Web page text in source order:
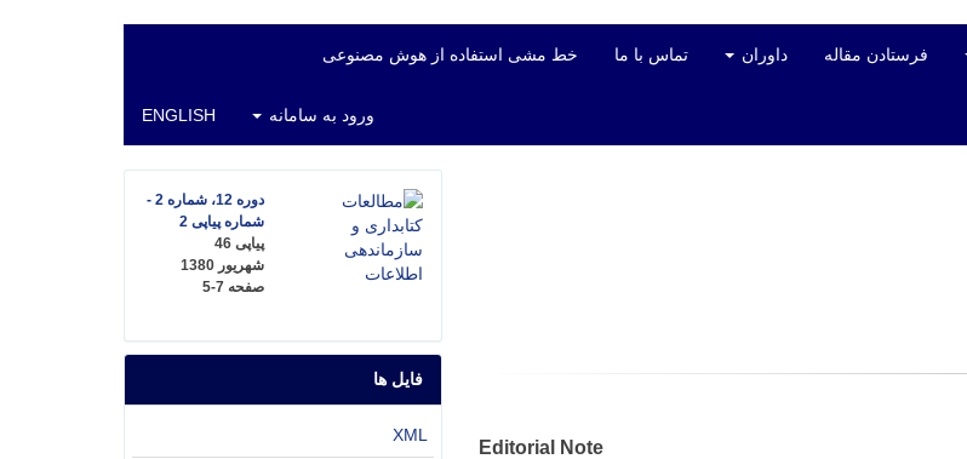
فرستادن مقاله داوران تماس با ما خط مشی استفاده از هوش مصنوعی
ورود به سامانه ENGLISH
Editorial Note
دوره 12، شماره 2 -
شماره پیاپی 2
پیاپی 46
شهریور 1380
صفحه 5-7
فایل ها
XML